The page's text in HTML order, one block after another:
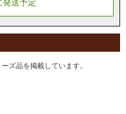
ズ品を掲載しています。